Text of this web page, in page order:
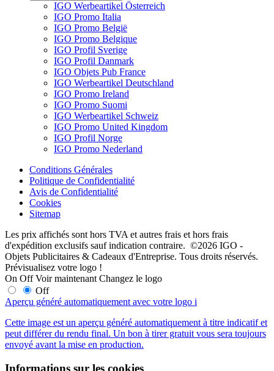
IGO Werbeartikel Österreich
IGO Promo Italia
IGO Promo België
IGO Promo Belgique
IGO Profil Sverige
IGO Profil Danmark
IGO Objets Pub France
IGO Werbeartikel Deutschland
IGO Promo Ireland
IGO Promo Suomi
IGO Werbeartikel Schweiz
IGO Promo United Kingdom
IGO Profil Norge
IGO Promo Nederland
Conditions Générales
Politique de Confidentialité
Avis de Confidentialité
Cookies
Sitemap
Les prix affichés sont hors TVA et autres frais et hors frais
d'expédition exclusifs sauf indication contraire. ©2026 IGO -
Objets Publicitaires & Cadeaux d'Entreprise. Tous droits réservés.
Prévisualisez votre logo !
On Off Voir maintenant Changez le logo
Off
Aperçu généré automatiquement avec votre logo i
Cette image est un aperçu généré automatiquement à titre indicatif et
peut différer du rendu final. Un bon à tirer gratuit vous sera toujours
envoyé avant la mise en production.
Informations sur les cookies